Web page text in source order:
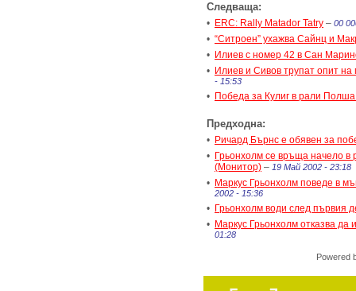
Следваща:
• ERC: Rally Matador Tatry – 00
• “Ситроен” ухажва Сайнц и
• Илиев с номер 42 в Сан
• Илиев и Сивов трупат опит
- 15:53
• Победа за Кулиг в рали
Предходна:
• Ричард Бърнс е обявен за
• Грьонхолм се връща начело в
(Монитор) – 19 Май 2002 - 23:18
• Маркус Грьонхолм поведе в
2002 - 15:36
• Грьонхолм води след първия
• Маркус Грьонхолм отказва да
01:28
Powered